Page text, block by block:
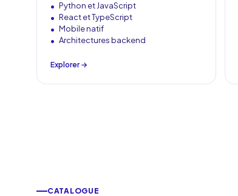
Python et JavaScript
React et TypeScript
Mobile natif
Architectures backend
Explorer →
CATALOGUE